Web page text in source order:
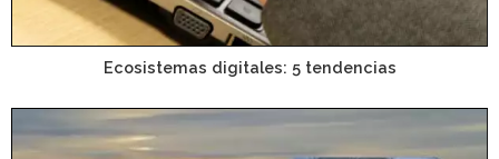
Ecosistemas digitales: 5 tendencias